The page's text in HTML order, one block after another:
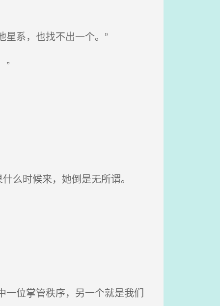
系，也找不出一个。”
”
时候来，她倒是无所谓。
位掌管秩序，另一个就是我们